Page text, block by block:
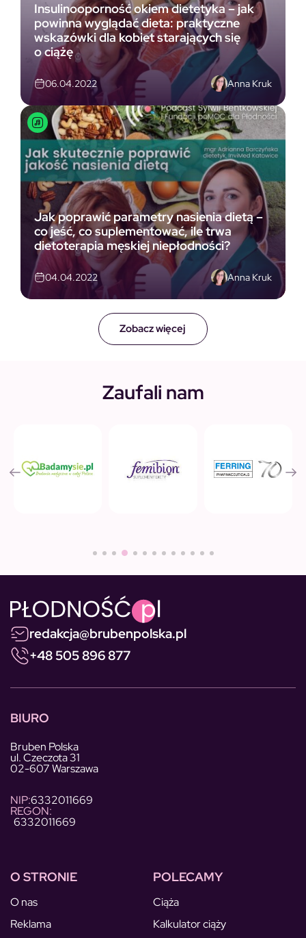
Zobacz więcej
Insulinooporność okiem dietetyka – jak
powinna wyglądać dieta: praktyczne
wskazówki dla kobiet starających się
o ciążę
06.04.2022 Anna Kruk
Jak poprawić parametry nasienia dietą –
co jeść, co suplementować, ile trwa
dietoterapia męskiej niepłodności?
04.04.2022 Anna Kruk
Zaufali nam
redakcja@brubenpolska.pl
+48 505 896 877
BIURO
Bruben Polska
ul. Czeczota 31
02-607 Warszawa
NIP:6332011669
REGON:
6332011669
O STRONIE
O nas
Reklama
POLECAMY
Ciąża
Kalkulator ciąży